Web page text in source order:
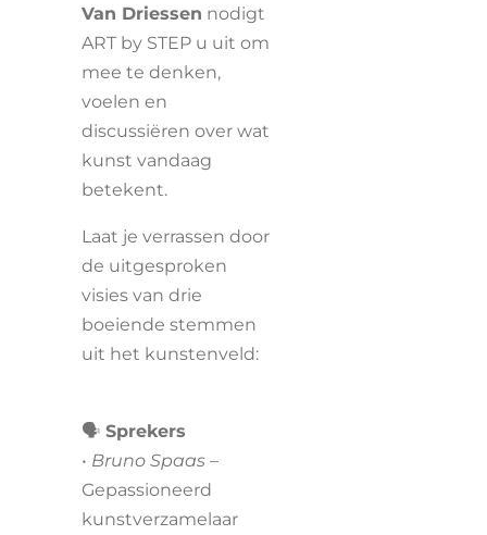
Van Driessen nodigt
ART by STEP u uit om
mee te denken,
voelen en
discussiëren over wat
kunst vandaag
betekent.
Laat je verrassen door
de uitgesproken
visies van drie
boeiende stemmen
uit het kunstenveld:
🗣️ Sprekers
• Bruno Spaas –
Gepassioneerd
kunstverzamelaar